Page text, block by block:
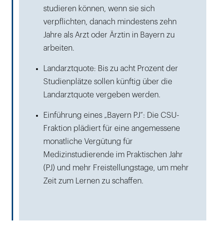
studieren können, wenn sie sich
verpflichten, danach mindestens zehn
Jahre als Arzt oder Ärztin in Bayern zu
arbeiten.
Landarztquote: Bis zu acht Prozent der
Studienplätze sollen künftig über die
Landarztquote vergeben werden.
Einführung eines „Bayern PJ“: Die CSU-
Fraktion plädiert für eine angemessene
monatliche Vergütung für
Medizinstudierende im Praktischen Jahr
(PJ) und mehr Freistellungstage, um mehr
Zeit zum Lernen zu schaffen.